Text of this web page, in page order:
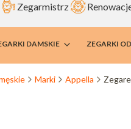
Zegarmistrz
DAMSKIE ZEGARKI
Marki Appella